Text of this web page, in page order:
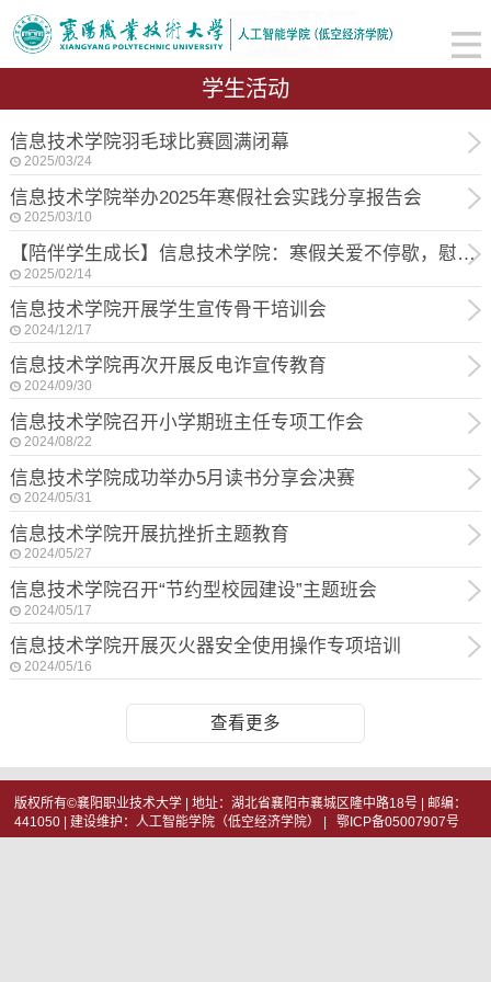
学生活动
信息技术学院羽毛球比赛圆满闭幕
2025/03/24
信息技术学院举办2025年寒假社会实践分享报告会
2025/03/10
【陪伴学生成长】信息技术学院：寒假关爱不停歇，慰问真情暖人心
2025/02/14
信息技术学院开展学生宣传骨干培训会
2024/12/17
信息技术学院再次开展反电诈宣传教育
2024/09/30
信息技术学院召开小学期班主任专项工作会
2024/08/22
信息技术学院成功举办5月读书分享会决赛
2024/05/31
信息技术学院开展抗挫折主题教育
2024/05/27
信息技术学院召开“节约型校园建设”主题班会
2024/05/17
信息技术学院开展灭火器安全使用操作专项培训
2024/05/16
查看更多
版权所有©襄阳职业技术大学 | 地址：湖北省襄阳市襄城区隆中路18号 | 邮编：
441050 | 建设维护：人工智能学院（低空经济学院） | 鄂ICP备05007907号